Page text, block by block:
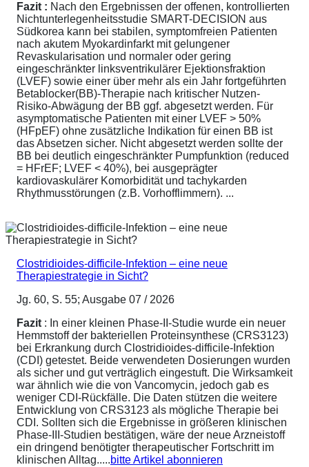
Fazit : Nach den Ergebnissen der offenen, kontrollierten
Nichtunterlegenheitsstudie SMART-DECISION aus
Südkorea kann bei stabilen, symptomfreien Patienten
nach akutem Myokardinfarkt mit gelungener
Revaskularisation und normaler oder gering
eingeschränkter linksventrikulärer Ejektionsfraktion
(LVEF) sowie einer über mehr als ein Jahr fortgeführten
Betablocker(BB)-Therapie nach kritischer Nutzen-
Risiko-Abwägung der BB ggf. abgesetzt werden. Für
asymptomatische Patienten mit einer LVEF > 50%
(HFpEF) ohne zusätzliche Indikation für einen BB ist
das Absetzen sicher. Nicht abgesetzt werden sollte der
BB bei deutlich eingeschränkter Pumpfunktion (reduced
= HFrEF; LVEF < 40%), bei ausgeprägter
kardiovaskulärer Komorbidität und tachykarden
Rhythmusstörungen (z.B. Vorhofflimmern). ...
Clostridioides-difficile-Infektion – eine neue
Therapiestrategie in Sicht?
Jg. 60, S. 55; Ausgabe 07 / 2026
Fazit : In einer kleinen Phase-II-Studie wurde ein neuer
Hemmstoff der bakteriellen Proteinsynthese (CRS3123)
bei Erkrankung durch Clostridioides-difficile-Infektion
(CDI) getestet. Beide verwendeten Dosierungen wurden
als sicher und gut verträglich eingestuft. Die Wirksamkeit
war ähnlich wie die von Vancomycin, jedoch gab es
weniger CDI-Rückfälle. Die Daten stützen die weitere
Entwicklung von CRS3123 als mögliche Therapie bei
CDI. Sollten sich die Ergebnisse in größeren klinischen
Phase-III-Studien bestätigen, wäre der neue Arzneistoff
ein dringend benötigter therapeutischer Fortschritt im
klinischen Alltag.....bitte Artikel abonnieren